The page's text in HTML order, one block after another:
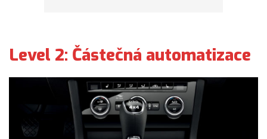
Level 2: Částečná automatizace